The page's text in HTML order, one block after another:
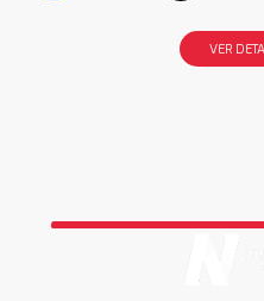
VER